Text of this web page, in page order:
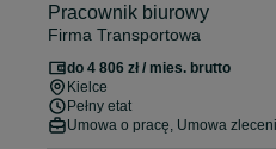
Pracownik biurowy
Firma Transportowa
do 4 806 zł / mies. brutto
Kielce
Pełny etat
Umowa o pracę, Umowa